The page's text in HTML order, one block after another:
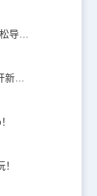
解锁高效CAD绘图新技能：Excel数据轻松导入CAD
浩辰CAD看图王三维剖切，为设计师打开新世界的大门！